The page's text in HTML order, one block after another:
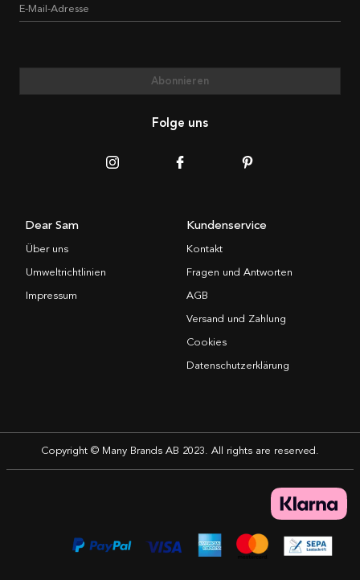
E-Mail-Adresse
Abonnieren
Folge uns
Dear Sam
Über uns
Umweltrichtlinien
Impressum
Kundenservice
Kontakt
Fragen und Antworten
AGB
Versand und Zahlung
Cookies
Datenschutzerklärung
Copyright © Many Brands AB 2023. All rights are reserved.